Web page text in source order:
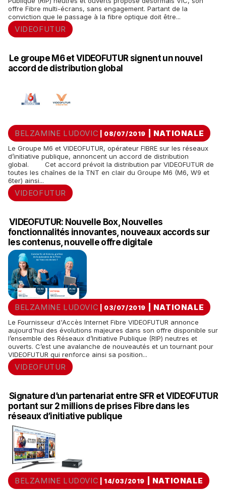
offre Fibre multi-écrans, sans engagement. Partant de la
conviction que le passage à la fibre optique doit être...
VIDEOFUTUR
Le groupe M6 et VIDEOFUTUR signent un nouvel
accord de distribution global
BELZAMINE LUDOVIC | 08/07/2019 NATIONALE
Le Groupe M6 et VIDEOFUTUR, opérateur FIBRE sur les réseaux
d’initiative publique, annoncent un accord de distribution
global. Cet accord prévoit la distribution par VIDEOFUTUR de
toutes les chaînes de la TNT en clair du Groupe M6 (M6, W9 et
6ter) ainsi...
VIDEOFUTUR
VIDEOFUTUR: Nouvelle Box, Nouvelles
fonctionnalités innovantes, nouveaux accords sur
les contenus, nouvelle offre digitale
BELZAMINE LUDOVIC | 03/07/2019 NATIONALE
Le Fournisseur d'Accès Internet Fibre VIDEOFUTUR annonce
aujourd'hui des évolutions majeures dans son offre disponible sur
l’ensemble des Réseaux d’Initiative Publique (RIP) neutres et
ouverts. C’est une avalanche de nouveautés et un tournant pour
VIDEOFUTUR qui renforce ainsi sa position...
VIDEOFUTUR
Signature d’un partenariat entre SFR et VIDEOFUTUR
portant sur 2 millions de prises Fibre dans les
réseaux d’initiative publique
BELZAMINE LUDOVIC | 14/03/2019 NATIONALE